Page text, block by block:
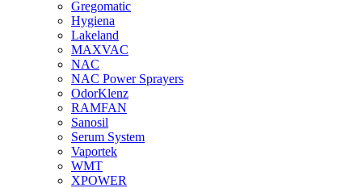
Gregomatic
Hygiena
Lakeland
MAXVAC
NAC
NAC Power Sprayers
OdorKlenz
RAMFAN
Sanosil
Serum System
Vaportek
WMT
XPOWER